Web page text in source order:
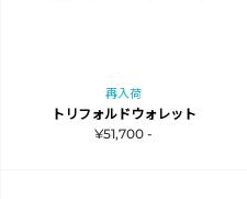
再入荷
トリフォルドウォレット
¥51,700 -